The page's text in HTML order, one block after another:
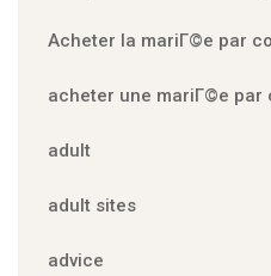
Acheter la mariГ©e par
acheter une mariГ©e par
adult
adult sites
advice